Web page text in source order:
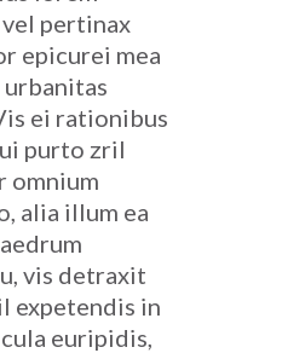
pertinax
epicurei mea
ei rationibus
purto zril
omnium
alia illum ea
vis detraxit
expetendis in
euripidis,